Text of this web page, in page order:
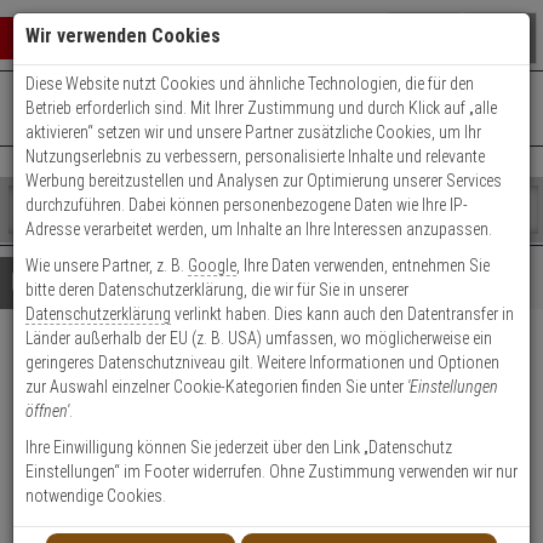
Warenkorb schließen
0 ARTIKEL IM WARENKORB
Ihr Warenkorb ist momentan leer.
Ergebnisse ()
Fertig
Shop
durchsuchen
Bitte
geben
Sie
mindestens
Zeichen
ein,
um
Suche
Es
wurde
noch
Kategorien
Suche
gestartet
+49 (0)821 899 493-0Mo. - Do.: 8:00 - 16:30 | Fr.: 8:00 - 14:00 Uhr
Kontaktservice nutzen
Details Beratung
ABUS WLX Pro Wall Reader-
Set IP44 Ind. Access sw.
Produktmerkmale
Datenblatt drucken
Wir verwenden Cookies
Diese Website nutzt Cookies und ähnliche Technologien, die für den
Betrieb erforderlich sind. Mit Ihrer Zustimmung und durch Klick auf „alle
aktivieren“ setzen wir und unsere Partner zusätzliche Cookies, um Ihr
Nutzungserlebnis zu verbessern, personalisierte Inhalte und relevante
Werbung bereitzustellen und Analysen zur Optimierung unserer Services
durchzuführen. Dabei können personenbezogene Daten wie Ihre IP-
Adresse verarbeitet werden, um Inhalte an Ihre Interessen anzupassen.
Wie unsere Partner, z. B. Google , Ihre Daten verwenden, entnehmen Sie
bitte deren Datenschutzerklärung, die wir für Sie in unserer
Datenschutzerklärung verlinkt haben. Dies kann auch den Datentransfer in
Länder außerhalb der EU (z. B. USA) umfassen, wo möglicherweise ein
geringeres Datenschutzniveau gilt. Weitere Informationen und Optionen
zur Auswahl einzelner Cookie-Kategorien finden Sie unter 'Einstellungen
öffnen'.
Ihre Einwilligung können Sie jederzeit über den Link „Datenschutz
Einstellungen“ im Footer widerrufen. Ohne Zustimmung verwenden wir nur
notwendige Cookies.